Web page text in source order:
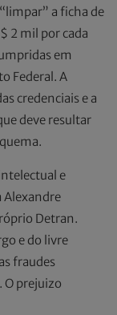
a ficha de
2 mil por cada
em
Federal. A
credenciais e a
deve resultar
e
Alexandre
Detran.
e do livre
fraudes
O prejuizo